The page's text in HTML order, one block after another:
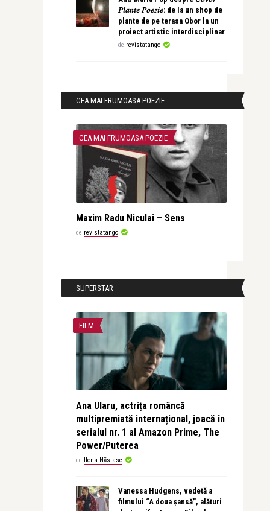
𝑃𝑙𝑎𝑛𝑡𝑒 𝑃𝑜𝑒𝑧𝑖𝑒: de la un shop de
plante de pe terasa Obor la un
proiect artistic interdisciplinar
de revistatango
CEA MAI FRUMOASA POEZIE
CEA MAI FRUMOASA POEZIE
Maxim Radu Niculai – Sens
de revistatango
SUPERSTAR
FILM
Ana Ularu, actrița româncă
multipremiată internațional, joacă în
serialul nr. 1 al Amazon Prime, The
Power/Puterea
de Ilona Năstase
Vanessa Hudgens, vedetă a
filmului “A doua șansă”, alături